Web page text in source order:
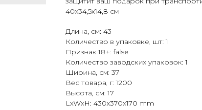
40х34,5х14,8 см
Длина, см: 43
Количество в упаковке, шт: 1
Признак 18+: false
Количество заводских упаковок: 1
Ширина, см: 37
Вес товара, г: 1200
Высота, см: 17
LxWxH: 430x370x170 mm